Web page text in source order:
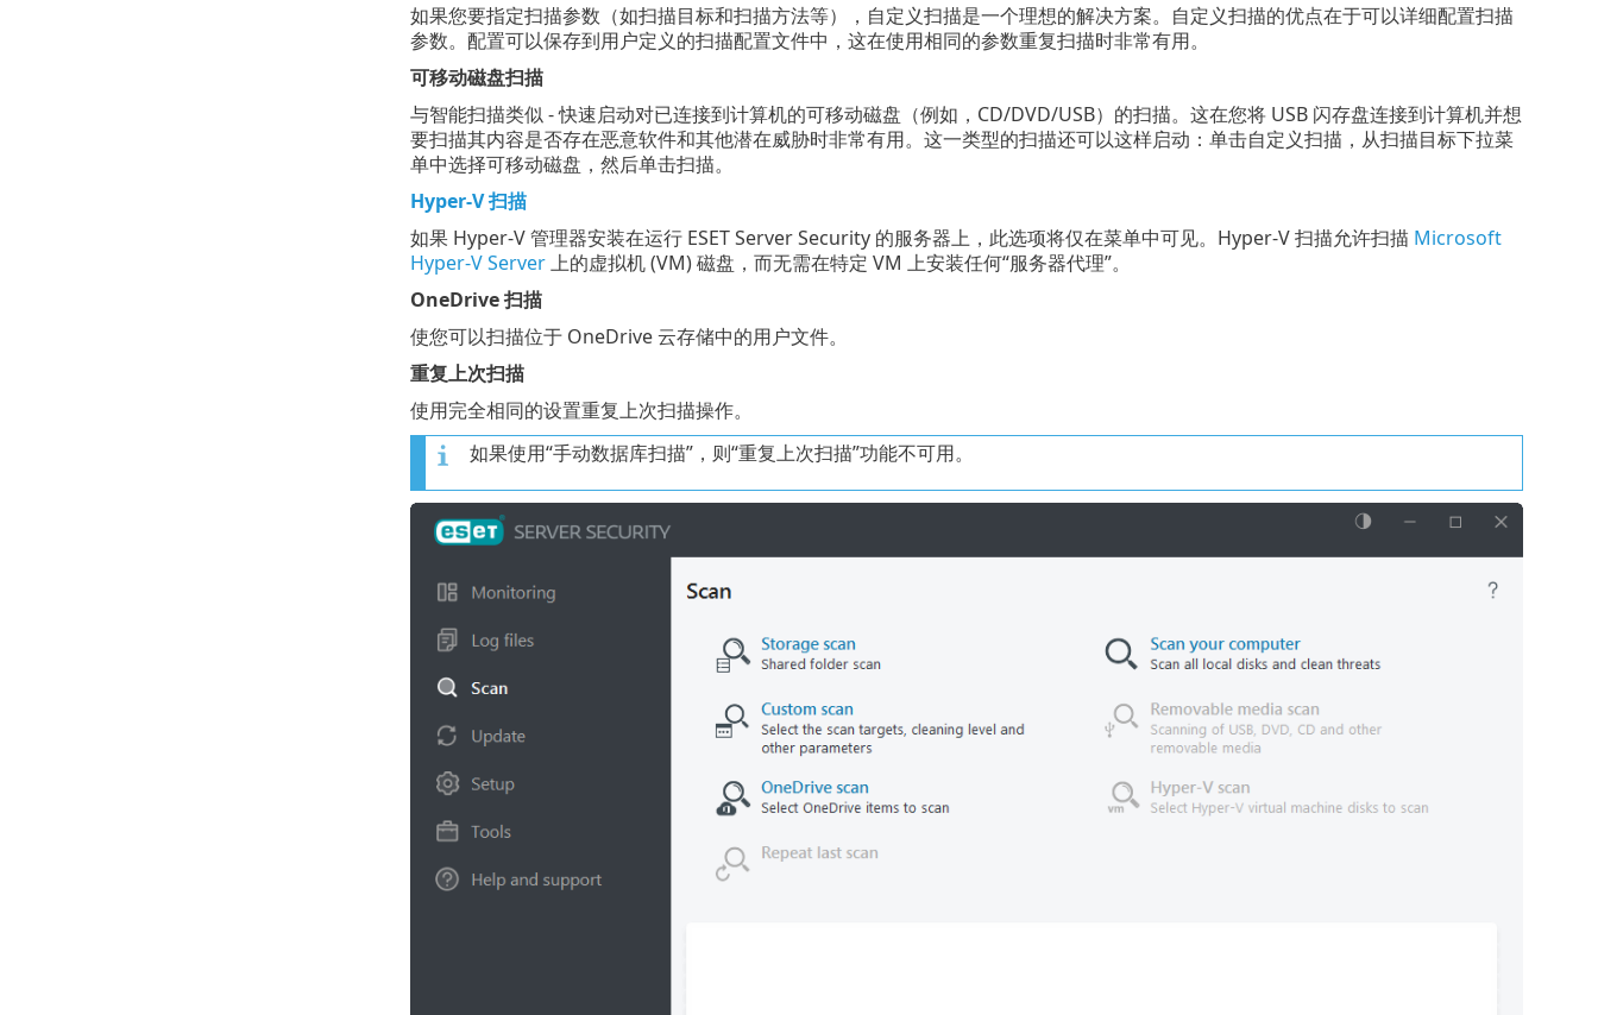
如果您要指定扫描参数（如扫描目标和扫描方法等），自定义扫描是一个理想的解决方案。自定义扫描的优点在于可以详细配置扫描
参数。配置可以保存到用户定义的扫描配置文件中，这在使用相同的参数重复扫描时非常有用。
可移动磁盘扫描
与智能扫描类似 - 快速启动对已连接到计算机的可移动磁盘（例如，CD/DVD/USB）的扫描。这在您将 USB 闪存盘连接到计算机并想
要扫描其内容是否存在恶意软件和其他潜在威胁时非常有用。这一类型的扫描还可以这样启动：单击自定义扫描，从扫描目标下拉菜
单中选择可移动磁盘，然后单击扫描。
Hyper-V 扫描
如果 Hyper-V 管理器安装在运行 ESET Server Security 的服务器上，此选项将仅在菜单中可见。Hyper-V 扫描允许扫描 Microsoft
Hyper-V Server上的虚拟机 (VM) 磁盘，而无需在特定 VM 上安装任何“服务器代理”。
OneDrive 扫描
使您可以扫描位于 OneDrive 云存储中的用户文件。
重复上次扫描
使用完全相同的设置重复上次扫描操作。
如果使用“手动数据库扫描”，则“重复上次扫描”功能不可用。